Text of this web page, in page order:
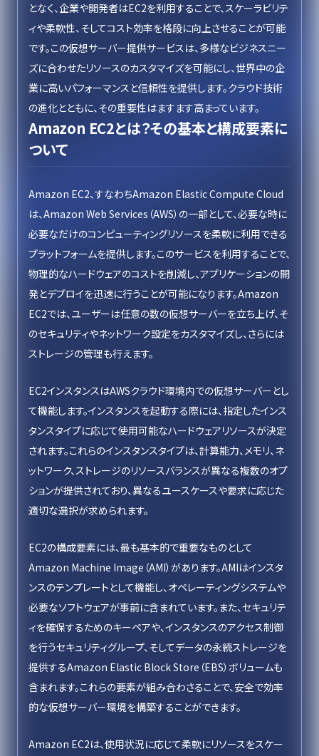
となく、企業や開発者はEC2を利用することで、スケーラビリテ
ィや柔軟性、そしてコスト効率を格段に向上させることが可能
です。この仮想サーバー提供サービスは、多様なビジネスニー
ズに合わせたリソースのカスタマイズを可能にし、世界中の企
業に高いパフォーマンスと信頼性を提供します。クラウド技術
の進化とともに、その重要性はますます高まっています。
Amazon EC2とは？その基本と構成要素に
ついて
Amazon EC2、すなわちAmazon Elastic Compute Cloud
は、Amazon Web Services（AWS）の一部として、必要な時に
必要なだけのコンピューティングリソースを柔軟に利用できる
プラットフォームを提供します。このサービスを利用することで、
物理的なハードウェアのコストを削減し、アプリケーションの開
発とデプロイを迅速に行うことが可能になります。Amazon
EC2では、ユーザーは任意の数の仮想サーバーを立ち上げ、そ
のセキュリティやネットワーク設定をカスタマイズし、さらには
ストレージの管理も行えます。
EC2インスタンスはAWSクラウド環境内での仮想サーバーとし
て機能します。インスタンスを起動する際には、指定したインス
タンスタイプに応じて使用可能なハードウェアリソースが決定
されます。これらのインスタンスタイプは、計算能力、メモリ、ネ
ットワーク、ストレージのリソースバランスが異なる複数のオプ
ションが提供されており、異なるユースケースや要求に応じた
適切な選択が求められます。
EC2の構成要素には、最も基本的で重要なものとして
Amazon Machine Image（AMI）があります。AMIはインスタ
ンスのテンプレートとして機能し、オペレーティングシステムや
必要なソフトウェアが事前に含まれています。また、セキュリテ
ィを確保するためのキーペアや、インスタンスのアクセス制御
を行うセキュリティグループ、そしてデータの永続ストレージを
提供するAmazon Elastic Block Store（EBS）ボリュームも
含まれます。これらの要素が組み合わさることで、安全で効率
的な仮想サーバー環境を構築することができます。
Amazon EC2は、使用状況に応じて柔軟にリソースをスケー